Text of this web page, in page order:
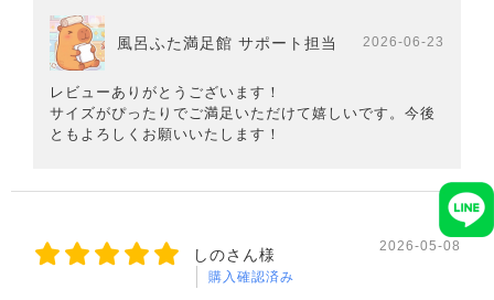
風呂ふた満足館 サポート担当 2026-06-23
レビューありがとうございます！
サイズがぴったりでご満足いただけて嬉しいです。今後
ともよろしくお願いいたします！
しのさん様
購入確認済み
2026-05-08